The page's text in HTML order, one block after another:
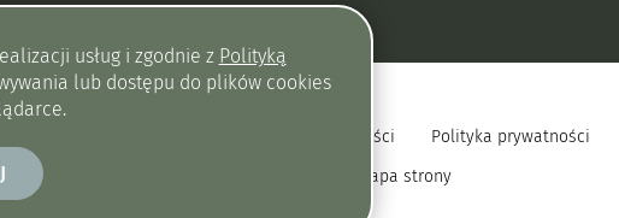
usług i zgodnie z Polityką
lub dostępu do plików cookies
przez
Deklaracja dostępności
Polityka prywatności
Mapa strony